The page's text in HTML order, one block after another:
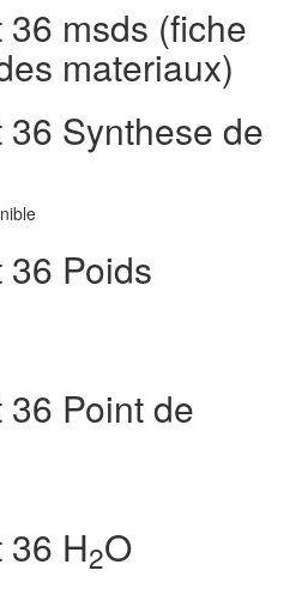
msds (fiche
materiaux)
Synthese de
Poids
Point de
36 H2O